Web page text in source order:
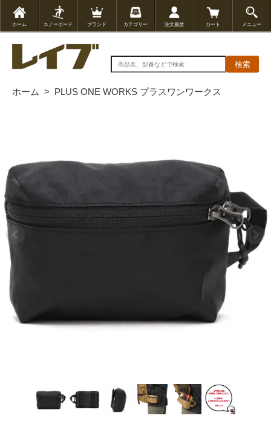
ホーム スノーボード ブランド カテゴリー 注文履歴 カート メニュー
検索
ホーム > PLUS ONE WORKS プラスワンワークス